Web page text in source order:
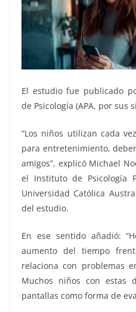
El estudio fue publicado
de Psicología (APA, por sus
“Los niños utilizan cada
para entretenimiento,
amigos”, explicó Michael
el Instituto de Psicología
Universidad Católica
del estudio.
En ese sentido añadió:
aumento del tiempo
relaciona con problemas
Muchos niños con estas
pantallas como forma de